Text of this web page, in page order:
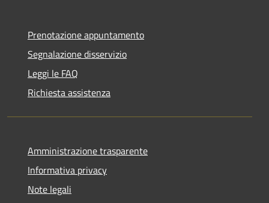
Prenotazione appuntamento
Segnalazione disservizio
Leggi le FAQ
Richiesta assistenza
Amministrazione trasparente
Informativa privacy
Note legali